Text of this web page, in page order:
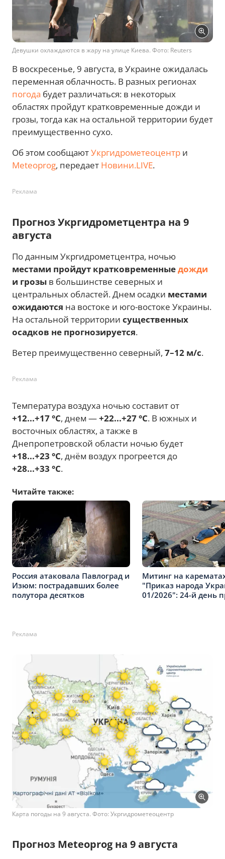
Девушки охлаждаются в жару на улице Киева. Фото: Reuters
В воскресенье, 9 августа, в Украине ожидалась
переменная облачность. В разных регионах
погода будет различаться: в некоторых
областях пройдут кратковременные дожди и
грозы, тогда как на остальной территории будет
преимущественно сухо.
Об этом сообщаютУкргидрометеоцентр и
Meteoprog, передает Новини.LIVE.
Реклама
Прогноз Укргидрометцентра на 9
августа
По данным Укргидрометцентра, ночью
местами пройдут кратковременныедожди
и грозы в большинстве северных и
центральных областей. Днем осадки местами
ожидаются на востоке и юго-востоке Украины.
На остальной территории существенных
осадков не прогнозируется.
Ветер преимущественно северный, 7–12 м/с.
Реклама
Температура воздуха ночью составит от
+12...+17 °C, днем —+22...+27 °C. В южных и
восточных областях, а также в
Днепропетровской области ночью будет
+18...+23 °C, днём воздух прогреется до
+28...+33 °C.
Читайте также:
Россия атаковала Павлоград и
Изюм: пострадавших более
полутора десятков
Митинг на
"Приказ народа
01/2026": 24-й день
Реклама
Карта погоды на 9 августа. Фото: Укргидрометеоцентр
Прогноз Meteoprog на 9 августа